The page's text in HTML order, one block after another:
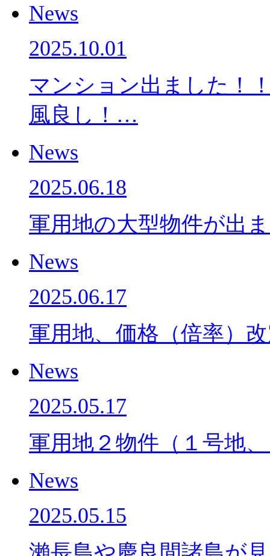
News
2025.10.01
マンション出ました！
風良し！…
News
2025.06.18
軍用地の大型物件が出
News
2025.06.17
軍用地、価格（倍率）
News
2025.05.17
軍用地２物件（１号地
News
2025.05.15